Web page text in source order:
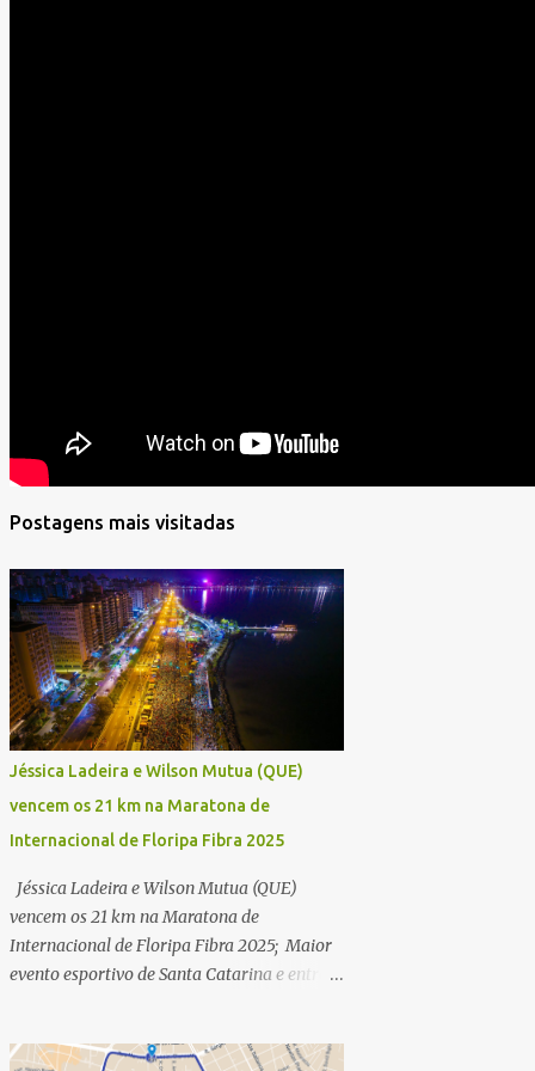
Postagens mais visitadas
Jéssica Ladeira e Wilson Mutua (QUE)
vencem os 21 km na Maratona de
Internacional de Floripa Fibra 2025
Jéssica Ladeira e Wilson Mutua (QUE)
vencem os 21 km na Maratona de
Internacional de Floripa Fibra 2025; Maior
evento esportivo de Santa Catarina e entre
domingo (30) - Fotos: G2 Filmes/Maratona